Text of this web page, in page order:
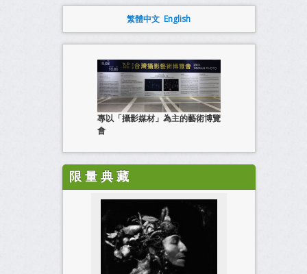
繁體中文 English
專以「攝影媒材」為主的藝術博覽
會
限 量 典 藏